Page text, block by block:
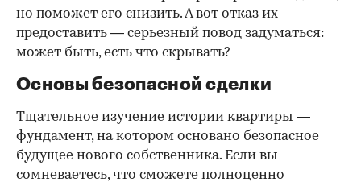
но поможет его снизить. А вот отказ их
предоставить — серьезный повод задуматься:
может быть, есть что скрывать?
Основы безопасной сделки
Тщательное изучение истории квартиры —
фундамент, на котором основано безопасное
будущее нового собственника. Если вы
сомневаетесь, что сможете полноценно